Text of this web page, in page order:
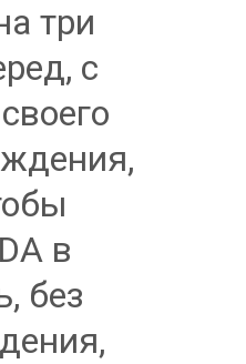
три
с
в
без